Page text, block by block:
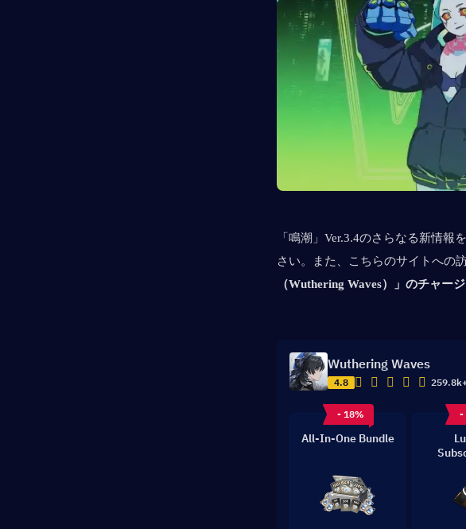
「鳴潮」Ver.3.4のさらなる新情
さい。また、こちらのサイトへの
（Wuthering Waves）」のチャー
Wuthering Waves
4.8
- 18%
All-In-One Bundle
-